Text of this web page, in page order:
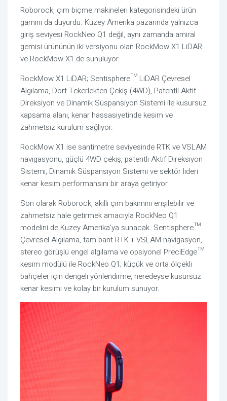
Roborock, çim biçme makineleri kategorisindeki ürün
gamını da duyurdu. Kuzey Amerika pazarında yalnızca
giriş seviyesi RockNeo Q1 değil, aynı zamanda amiral
gemisi ürününün iki versiyonu olan RockMow X1 LiDAR
ve RockMow X1 de sunuluyor.
RockMow X1 LiDAR; Sentisphere™ LiDAR Çevresel
Algılama, Dört Tekerlekten Çekiş (4WD), Patentli Aktif
Direksiyon ve Dinamik Süspansiyon Sistemi ile kusursuz
kapsama alanı, kenar hassasiyetinde kesim ve
zahmetsiz kurulum sağlıyor.
RockMow X1 ise santimetre seviyesinde RTK ve VSLAM
navigasyonu, güçlü 4WD çekiş, patentli Aktif Direksiyon
Sistemi, Dinamik Süspansiyon Sistemi ve sektör lideri
kenar kesim performansını bir araya getiriyor.
Son olarak Roborock, akıllı çim bakımını erişilebilir ve
zahmetsiz hale getirmek amacıyla RockNeo Q1
modelini de Kuzey Amerika’ya sunacak. Sentisphere™
Çevresel Algılama, tam bant RTK + VSLAM navigasyon,
stereo görüşlü engel algılama ve opsiyonel PreciEdge™
kesim modülü ile RockNeo Q1; küçük ve orta ölçekli
bahçeler için dengeli yönlendirme, neredeyse kusursuz
kenar kesimi ve kolay bir kurulum sunuyor.